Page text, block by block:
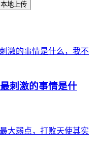
本地上传
刺激的事情是什